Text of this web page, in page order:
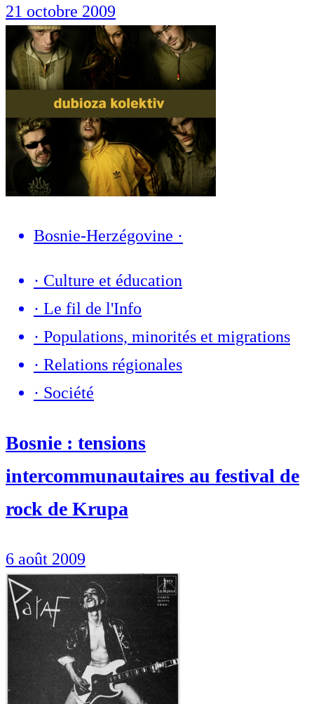
21 octobre 2009
Bosnie-Herzégovine ·
· Culture et éducation
· Le fil de l'Info
· Populations, minorités et migrations
· Relations régionales
· Société
Bosnie : tensions
intercommunautaires au festival de
rock de Krupa
6 août 2009